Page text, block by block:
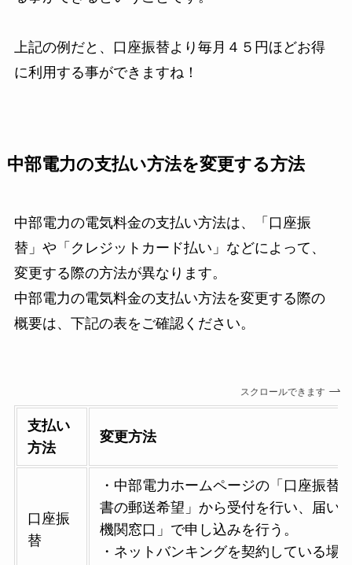
上記の例だと、口座振替より毎月４５円ほどお得
に利用する事ができますね！
中部電力の支払い方法を変更する方法
中部電力の電気料金の支払い方法は、「口座振
替」や「クレジットカード払い」などによって、
変更する際の方法が異なります。
中部電力の電気料金の支払い方法を変更する際の
概要は、下記の表をご確認ください。
スクロールできます
支払い
方法
変更方法
口座振
替
・中部電力ホームページの「口座振替
書の郵送希望」から受付を行い、届い
機関窓口」で申し込みを行う。
・ネットバンキングを契約している場